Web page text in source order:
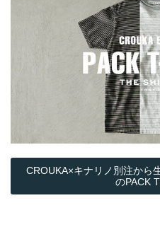
CROUKA×キナリノ別注から
のPACK